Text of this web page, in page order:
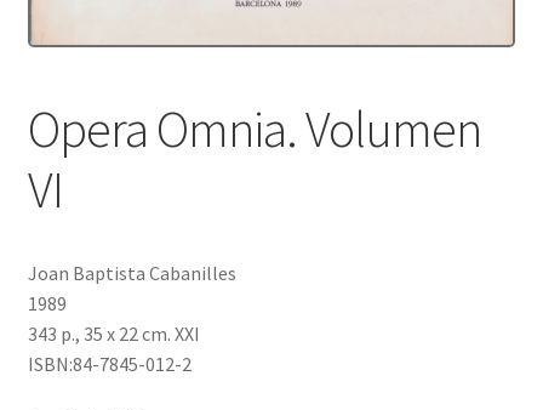
Opera Omnia. Volumen
VI
Joan Baptista Cabanilles
1989
343 p., 35 x 22 cm. XXI
ISBN:84-7845-012-2